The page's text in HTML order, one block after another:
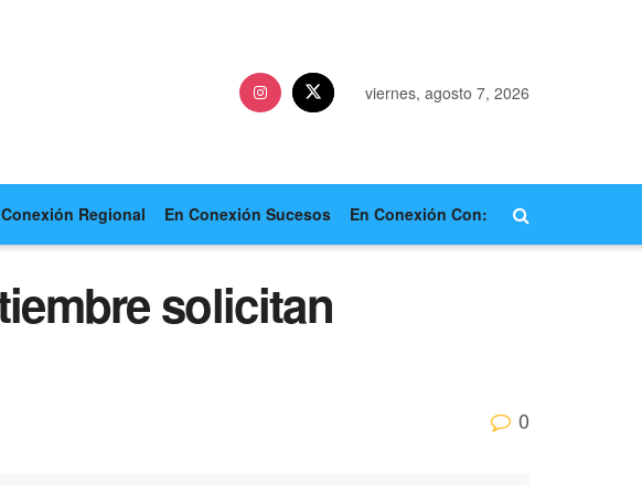
viernes, agosto 7, 2026
Regional En Conexión Sucesos En Conexión Con:
solicitan
0